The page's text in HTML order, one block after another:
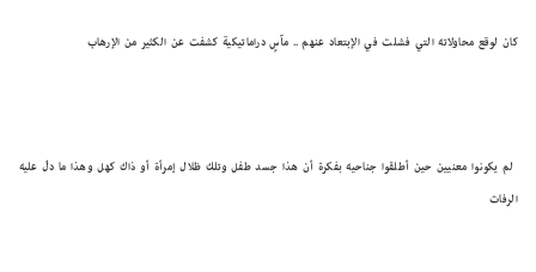
كان لوقع محاولاته التي فشلت في الإبتعاد عنهم .. مآسٍ دراماتيكية كشفت عن الكثير من الإرهاب
لم يكونوا معنيين حين أطلقوا جناحيه بفكرة أن هذا جسد طفل وتلك ظلال إمرأة أو ذاك كهل وهذا ما دلّ عليه
الرفات